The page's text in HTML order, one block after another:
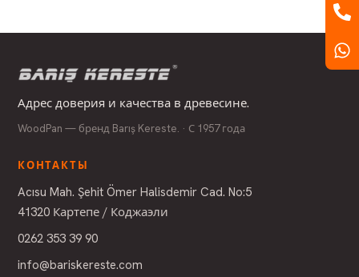
Адрес доверия и качества в древесине.
WoodPan — бренд Barış Kereste. · С 1957 года
КОНТАКТЫ
Acısu Mah. Şehit Ömer Halisdemir Cad. No:5
41320 Картепе / Коджаэли
0262 353 39 90
info@bariskereste.com